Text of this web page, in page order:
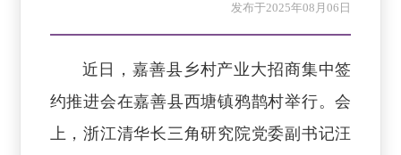
发布于2025年08月06日
近日，嘉善县乡村产业大招商集中签
约推进会在嘉善县西塘镇鸦鹊村举行。会
上，浙江清华长三角研究院党委副书记汪